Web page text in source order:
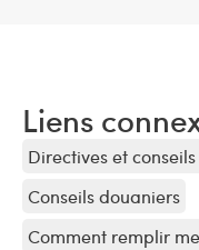
Liens
Directives et
Conseils douaniers
Comment remplir